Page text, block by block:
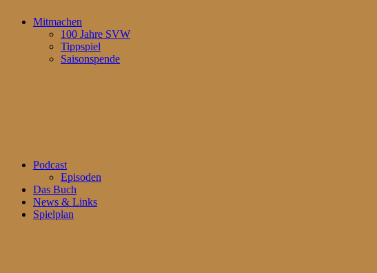
Mitmachen
100 Jahre SVW
Tippspiel
Saisonspende
Podcast
Episoden
Das Buch
News & Links
Spielplan